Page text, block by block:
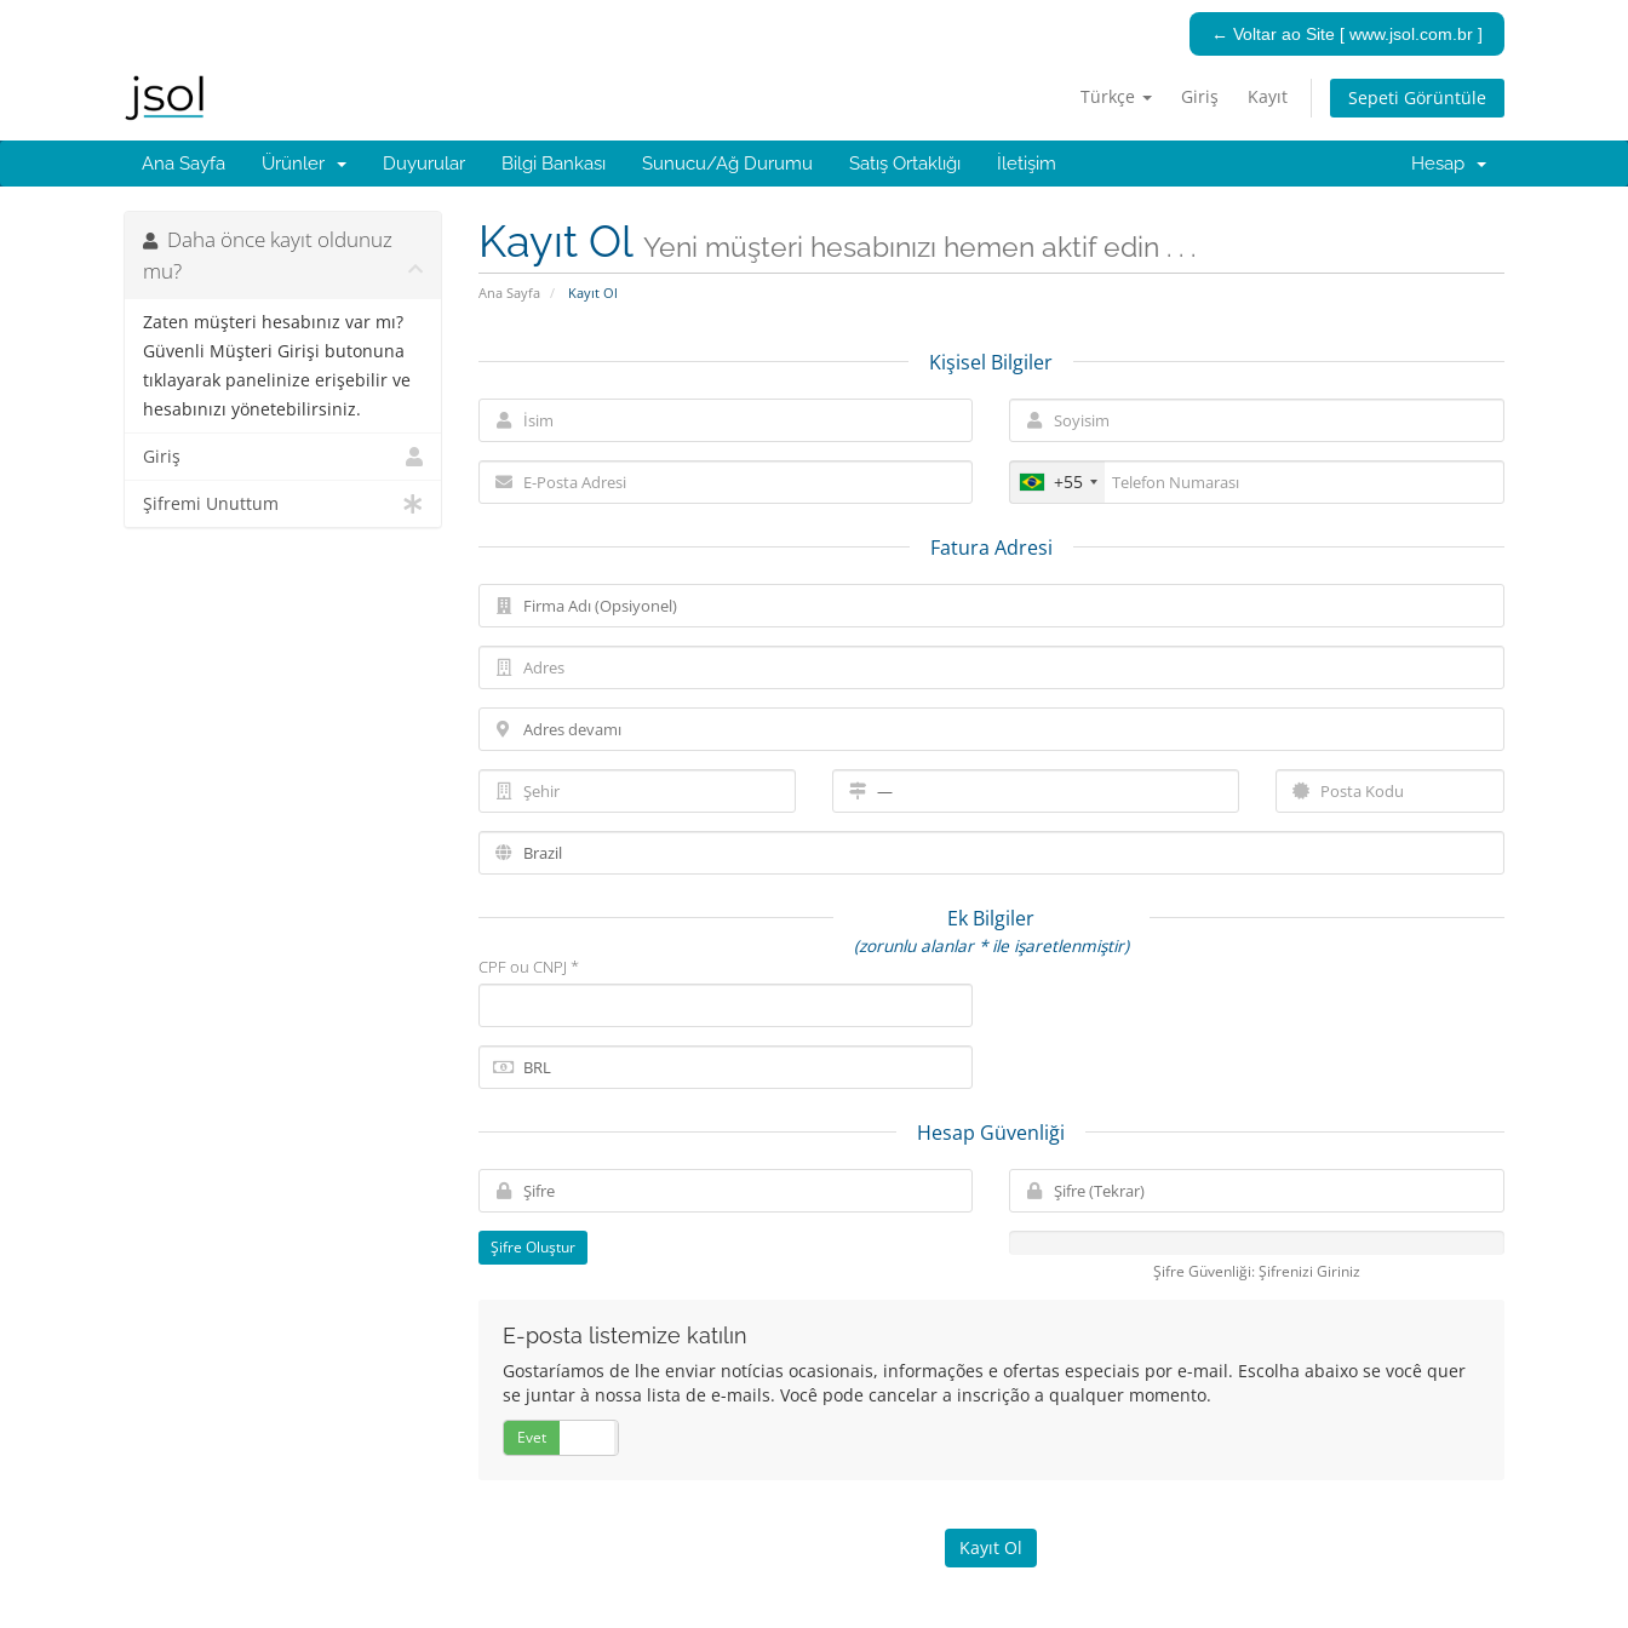
← Voltar ao Site [ www.jsol.com.br ]
Türkçe Giriş Kayıt Sepeti Görüntüle
Ana Sayfa Ürünler Duyurular Bilgi Bankası Sunucu/Ağ Durumu Satış Ortaklığı İletişim Hesap
Kayıt Ol Yeni müşteri hesabınızı hemen aktif edin . . .
Ana Sayfa Kayıt Ol
Daha önce kayıt oldunuz
mu?
Zaten müşteri hesabınız var mı?
Güvenli Müşteri Girişi butonuna
tıklayarak panelinize erişebilir ve
hesabınızı yönetebilirsiniz.
Giriş
Şifremi Unuttum
Kişisel Bilgiler
+55
Fatura Adresi
Ek Bilgiler
(zorunlu alanlar * ile işaretlenmiştir)
CPF ou CNPJ *
Hesap Güvenliği
Şifre Oluştur
Şifre Güvenliği: Şifrenizi Giriniz
E-posta listemize katılın
Gostaríamos de lhe enviar notícias ocasionais, informações e ofertas especiais por e-mail. Escolha abaixo se você quer
se juntar à nossa lista de e-mails. Você pode cancelar a inscrição a qualquer momento.
Evet